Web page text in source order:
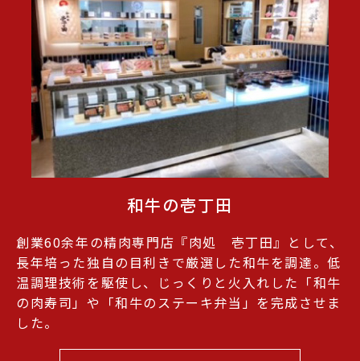
和牛の壱丁田
創業60余年の精肉専門店『肉処 壱丁田』として、
長年培った独自の目利きで厳選した和牛を調達。低
温調理技術を駆使し、じっくりと火入れした「和牛
の肉寿司」や「和牛のステーキ弁当」を完成させま
した。